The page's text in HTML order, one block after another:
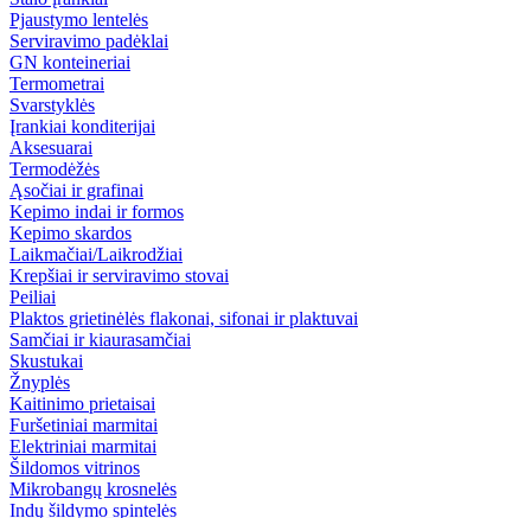
Pjaustymo lentelės
Serviravimo padėklai
GN konteineriai
Termometrai
Svarstyklės
Įrankiai konditerijai
Aksesuarai
Termodėžės
Ąsočiai ir grafinai
Kepimo indai ir formos
Kepimo skardos
Laikmačiai/Laikrodžiai
Krepšiai ir serviravimo stovai
Peiliai
Plaktos grietinėlės flakonai, sifonai ir plaktuvai
Samčiai ir kiaurasamčiai
Skustukai
Žnyplės
Kaitinimo prietaisai
Furšetiniai marmitai
Elektriniai marmitai
Šildomos vitrinos
Mikrobangų krosnelės
Indų šildymo spintelės